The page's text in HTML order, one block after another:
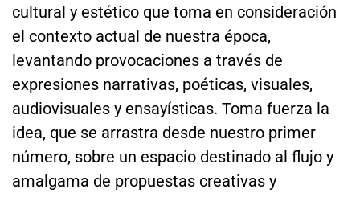
cultural y estético que toma en consideración
el contexto actual de nuestra época,
levantando provocaciones a través de
expresiones narrativas, poéticas, visuales,
audiovisuales y ensayísticas. Toma fuerza la
idea, que se arrastra desde nuestro primer
número, sobre un espacio destinado al flujo y
amalgama de propuestas creativas y